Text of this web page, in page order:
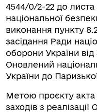
4544/0/2-22 до
національної
виконання пункту
засідання Ради
оборони України
Оновлений
України до
Метою проєкту
заходів з